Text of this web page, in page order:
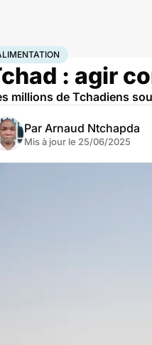
SantéSociété
: agir
millions de Tchadiens
Par Arnaud Ntchapda
Mis à jour le 25/06/2025